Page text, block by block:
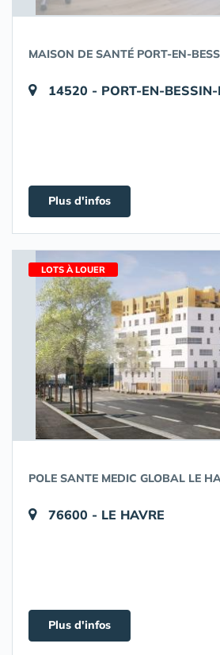
MAISON DE SANTÉ PORT-EN-
14520 - PORT-EN-BESSIN-
Plus d'infos
LOTS À LOUER
POLE SANTE MEDIC GLOBAL LE
76600 - LE HAVRE
Plus d'infos